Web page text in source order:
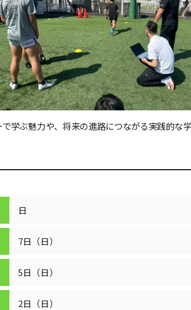
学ぶ魅力や、将来の進路につながる実践的な
日
7日（日）
5日（日）
2日（日）